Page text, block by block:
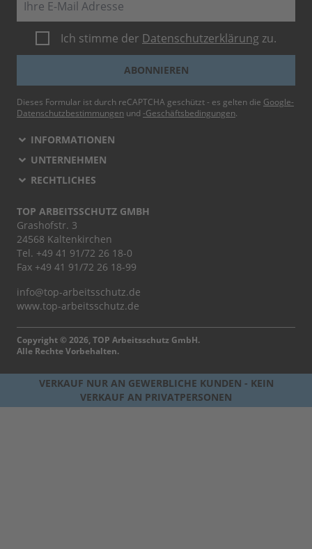
Ich stimme der Datenschutzerklärung zu.
ABONNIEREN
Dieses Formular ist durch reCAPTCHA geschützt - es gelten die Google-
Datenschutzbestimmungen und -Geschäftsbedingungen.
INFORMATIONEN
UNTERNEHMEN
RECHTLICHES
TOP ARBEITSSCHUTZ GMBH
Grashofstr. 3
24568 Kaltenkirchen
Tel. +49 41 91/72 26 18-0
Fax +49 41 91/72 26 18-99
info@top-arbeitsschutz.de
www.top-arbeitsschutz.de
Copyright © 2026, TOP Arbeitsschutz GmbH.
Alle Rechte Vorbehalten.
VERKAUF NUR AN GEWERBLICHE KUNDEN - KEIN
VERKAUF AN PRIVATPERSONEN